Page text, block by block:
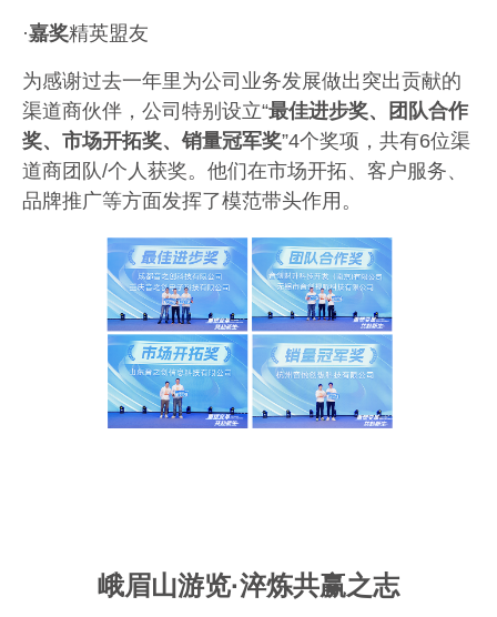
·嘉奖精英盟友
为感谢过去一年里为公司业务发展做出突出贡献的
渠道商伙伴，公司特别设立“最佳进步奖、团队合作
奖、市场开拓奖、销量冠军奖”4个奖项，共有6位渠
道商团队/个人获奖。他们在市场开拓、客户服务、
品牌推广等方面发挥了模范带头作用 。
峨眉山游览·淬炼共赢之志